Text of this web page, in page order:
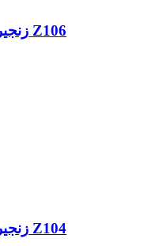
زنجیر نقره طرح خاویاری 50 سانتی کد Z106
زنجیر نقره طرح خاویاری 50 سانتی کد Z104